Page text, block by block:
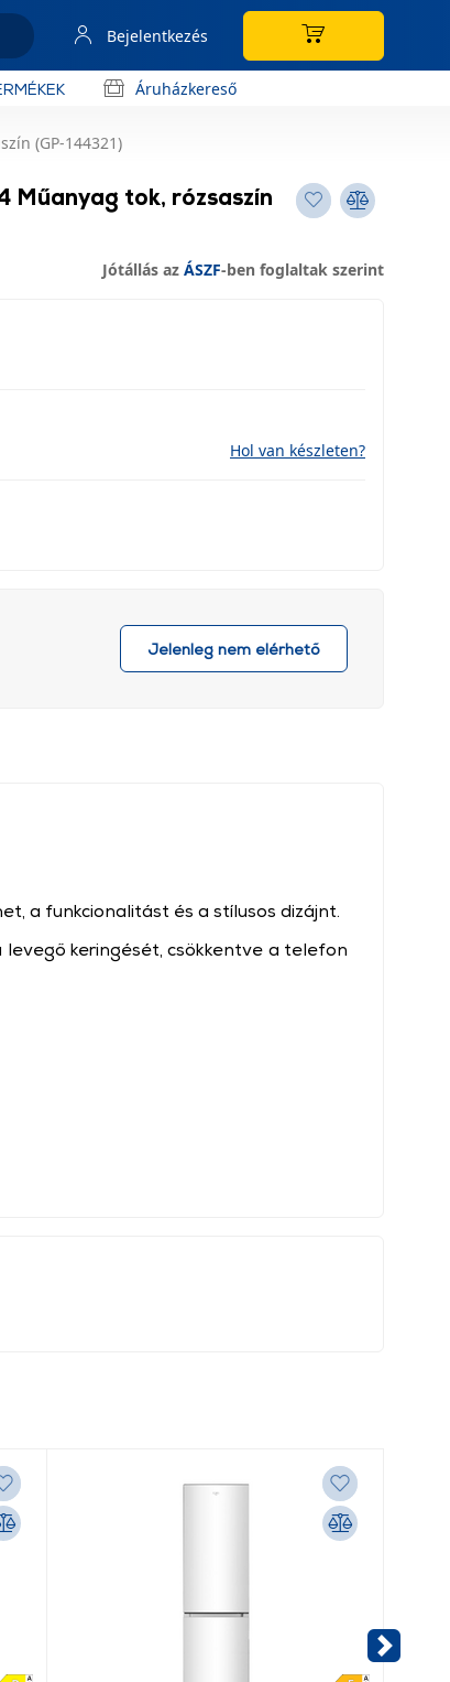
Bejelentkezés
Áruházkereső
(GP-144321)
Műanyag tok, rózsaszín
Jótállás az ÁSZF-ben foglaltak szerint
Hol van készleten?
Jelenleg nem elérhető
a funkcionalitást és a stílusos dizájnt.
keringését, csökkentve a telefon